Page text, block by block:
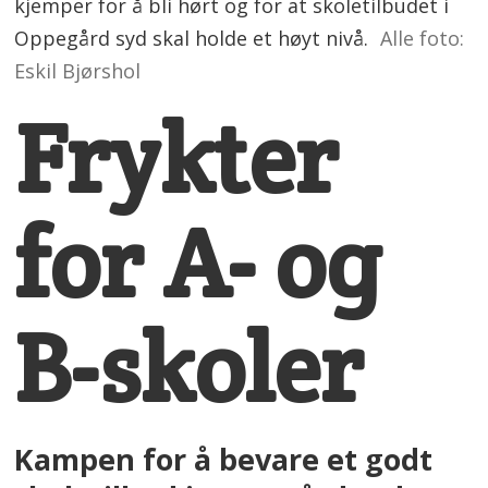
kjemper for å bli hørt og for at skoletilbudet i
Oppegård syd skal holde et høyt nivå. Alle foto:
Eskil Bjørshol
Frykter
for A- og
B-skoler
Kampen for å bevare et godt